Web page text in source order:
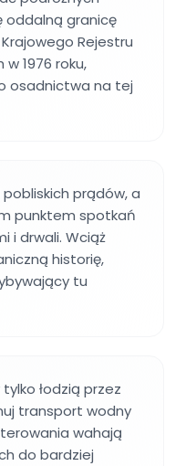
oddalną granicę
Rejestru
1976 roku,
osadnictwa na tej
prądów, a
punktem spotkań
i drwali. Wciąż
historię,
tu
łodzią przez
transport wodny
wahają
do bardziej